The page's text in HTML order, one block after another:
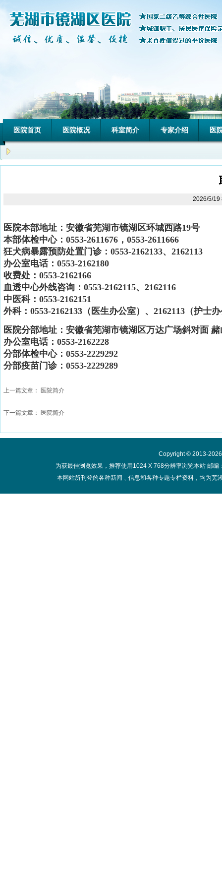
医院首页 医院概况 科室简介 专家介绍 医
2026/5/
医院本部地址：安徽省芜湖市镜湖区环城西路19号
本部体检中心：0553-2611676，0553-2611666
狂犬病暴露预防处置门诊：0553-2162133、2162113
办公室电话：0553-2162180
收费处：0553-2162166
血透中心外线咨询：0553-2162115、2162116
中医科： 0553-2162151
外科：0553-2162133（医生办公室）、2162113（护士
医院分部地址：安徽省芜湖市镜湖区万达广场斜对面
办公室电话：0553-2162228
分部体检中心：0553-2229292
分部疫苗门诊：0553-2229289
上一篇文章： 医院简介
下一篇文章： 医院简介
Copyright © 2013-
为获最佳浏览效果，推荐使用1024 X 768分辨率浏览本站 邮
本网站所刊登的各种新闻﹑信息和各种专题专栏资料，均为